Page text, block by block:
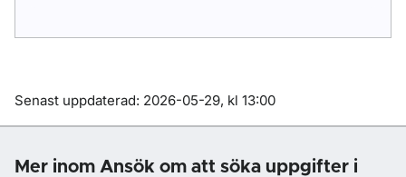
Om sidan
Senast uppdaterad: 2026-05-29, kl 13:00
Mer inom Ansök om att söka uppgifter i